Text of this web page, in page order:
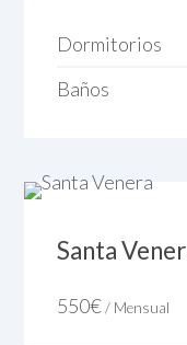
Dormitorios
Baños
Santa
550€ / Mensual